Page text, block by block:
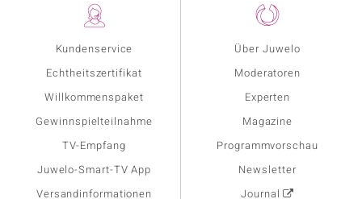
Kundenservice
Echtheitszertifikat
Willkommenspaket
Gewinnspielteilnahme
TV-Empfang
Juwelo-Smart-TV App
Versandinformationen
Über Juwelo
Moderatoren
Experten
Magazine
Programmvorschau
Newsletter
Journal